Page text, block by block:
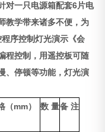
对一只电源箱配套6片电
教学带来诸多不便，为
序控制灯光演示《会
程控制，用遥控板可随
、停顿等功能，灯光演
（mm） 数 量备 注